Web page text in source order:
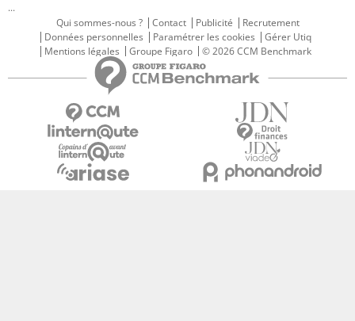
...
Qui sommes-nous ?
Contact Publicité
Recrutement
Données personnelles
Paramétrer les cookies
Gérer Utiq
Mentions légales
Groupe Figaro © 2026 CCM Benchmark